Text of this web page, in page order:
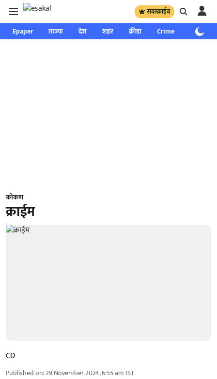
सबस्क्राईब
Epaper ताज्या देश शहर क्रीडा Crime साप्ताहिक
कोकण
क्राईम
CD
Published on:29 November 2024, 6:55 am IST